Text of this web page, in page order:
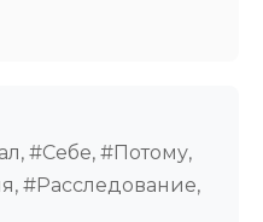
#Себе, #Потому,
#Расследование,